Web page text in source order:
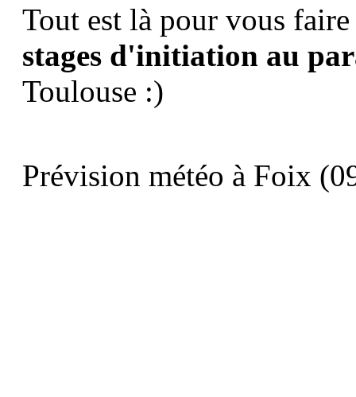
Tout est là pour vous
stages d'initiation au
Toulouse :)
Prévision météo à Foix